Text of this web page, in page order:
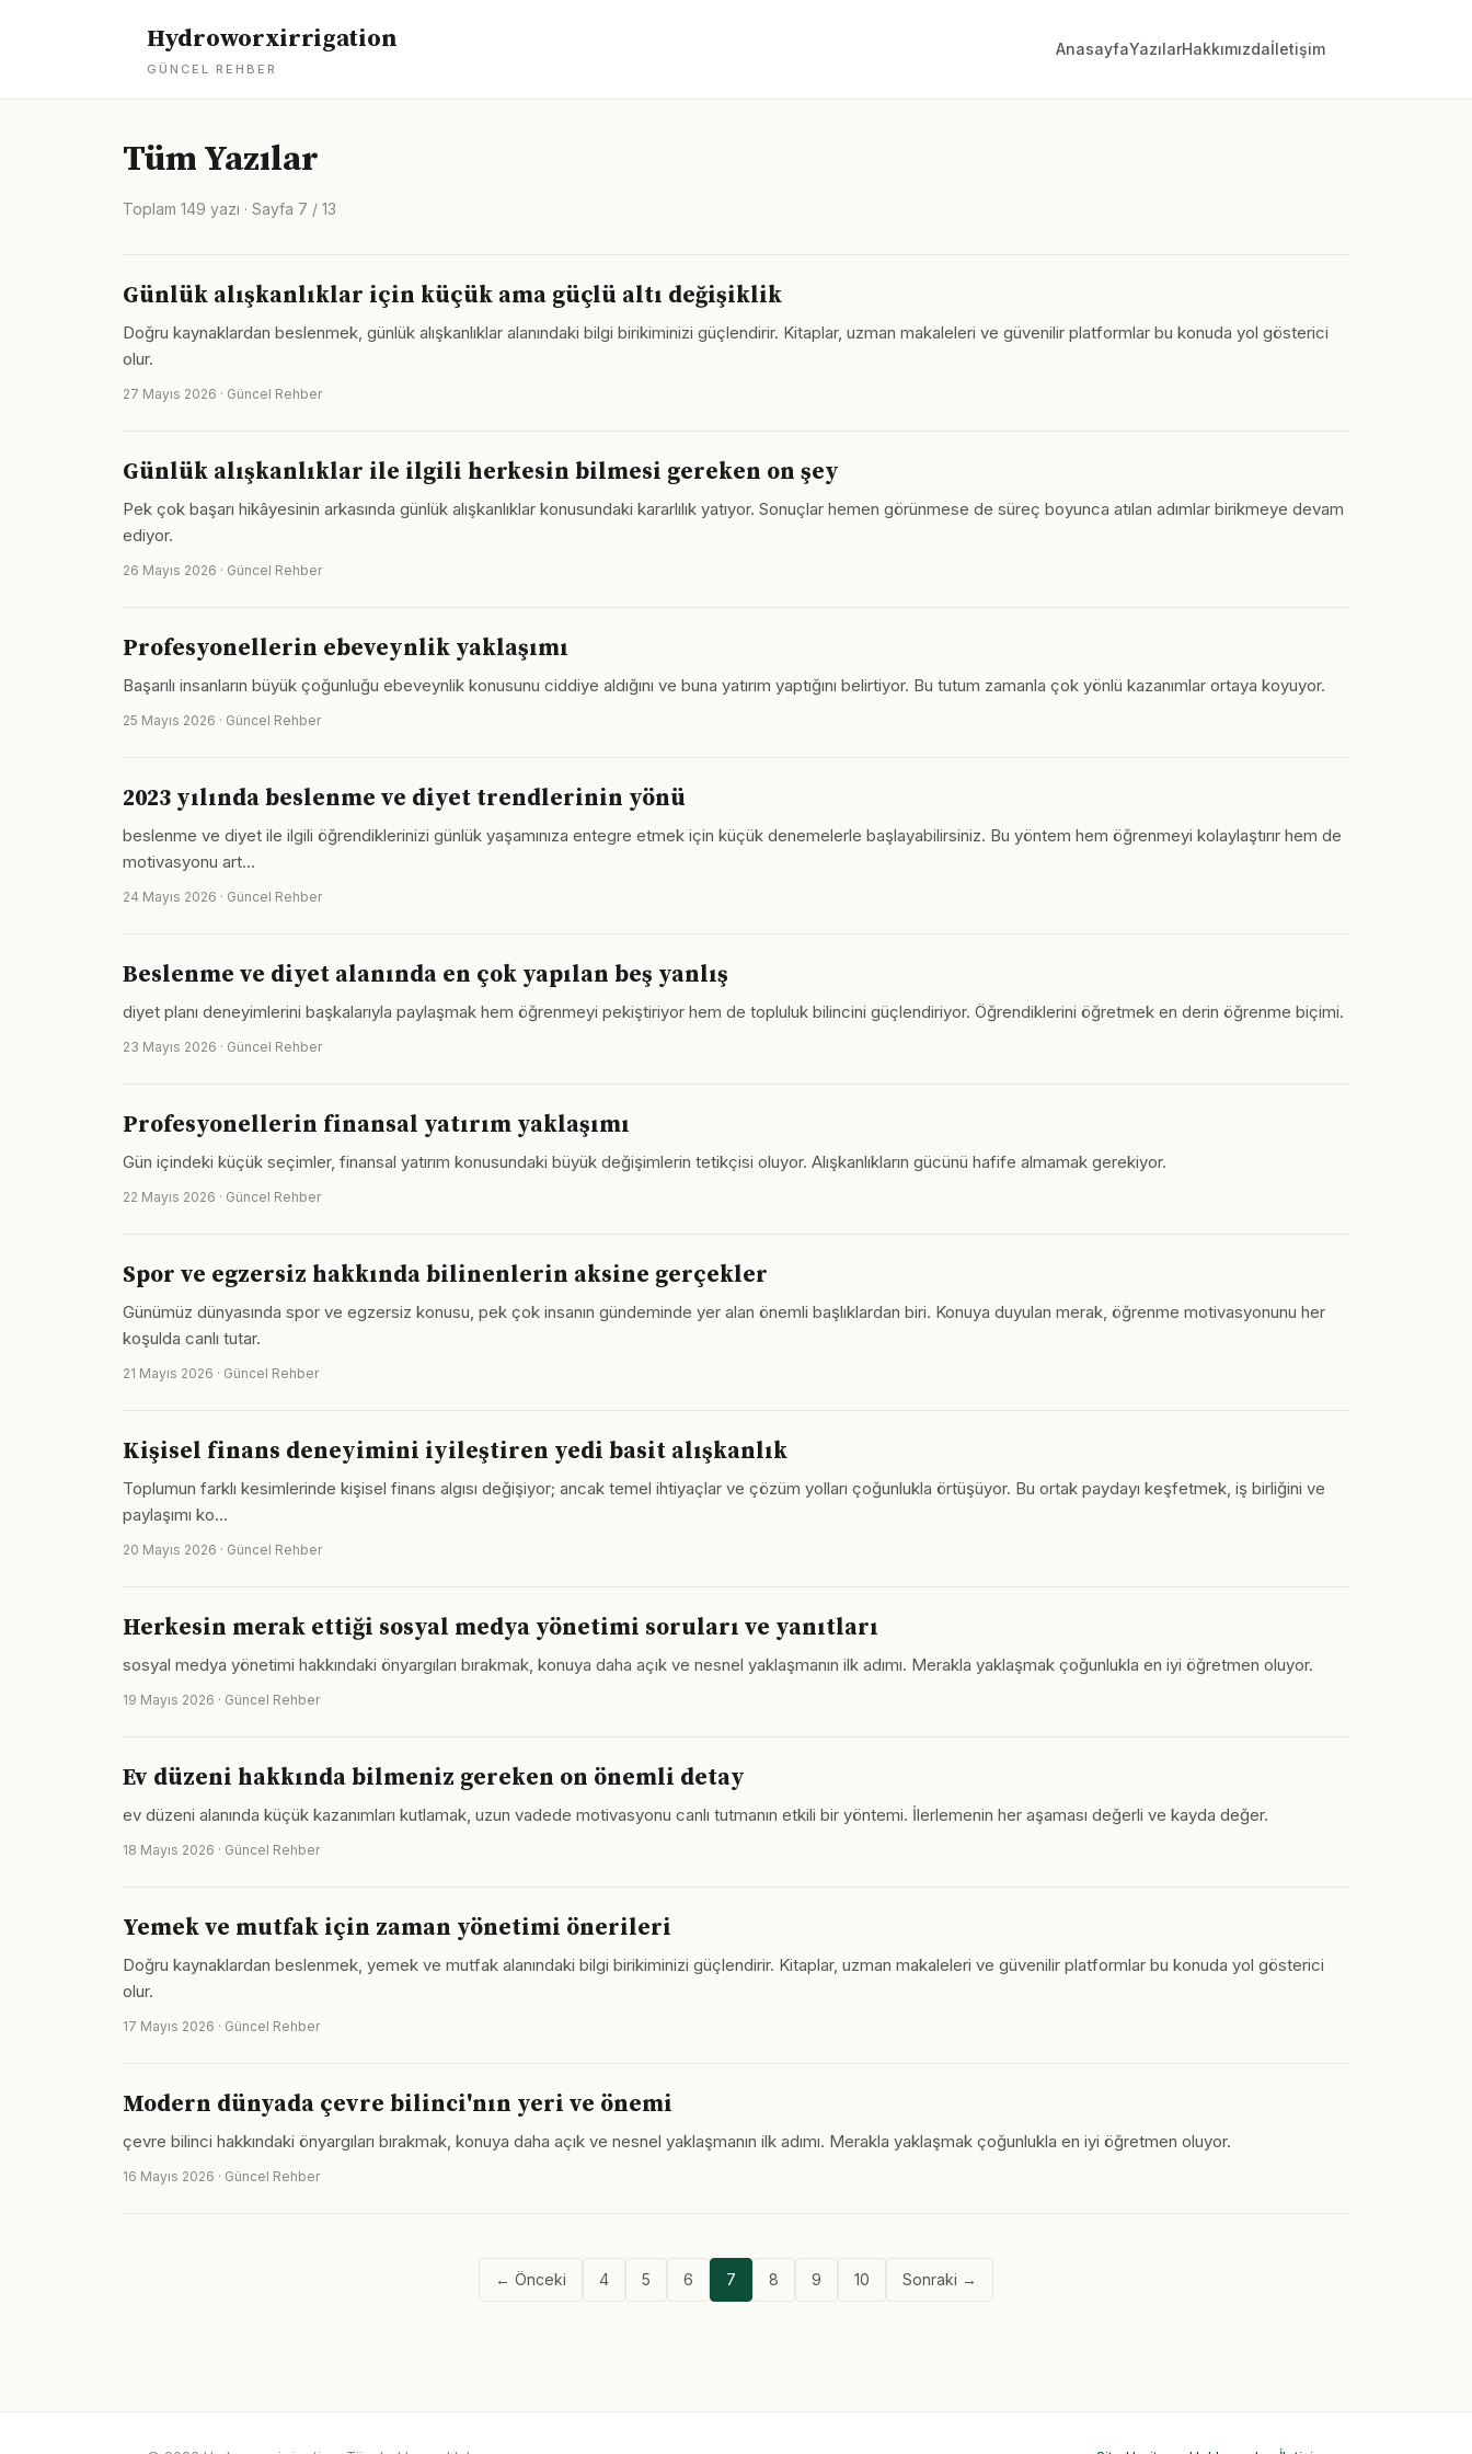
Hydroworxirrigation
GÜNCEL REHBER
AnasayfaYazılarHakkımızdaİletişim
Tüm Yazılar
Toplam 149 yazı · Sayfa 7 / 13
Günlük alışkanlıklar için küçük ama güçlü altı değişiklik
Doğru kaynaklardan beslenmek, günlük alışkanlıklar alanındaki bilgi birikiminizi güçlendirir. Kitaplar, uzman makaleleri ve güvenilir platformlar bu konuda yol gösterici
olur.
27 Mayıs 2026 · Güncel Rehber
Günlük alışkanlıklar ile ilgili herkesin bilmesi gereken on şey
Pek çok başarı hikâyesinin arkasında günlük alışkanlıklar konusundaki kararlılık yatıyor. Sonuçlar hemen görünmese de süreç boyunca atılan adımlar birikmeye devam
ediyor.
26 Mayıs 2026 · Güncel Rehber
Profesyonellerin ebeveynlik yaklaşımı
Başarılı insanların büyük çoğunluğu ebeveynlik konusunu ciddiye aldığını ve buna yatırım yaptığını belirtiyor. Bu tutum zamanla çok yönlü kazanımlar ortaya koyuyor.
25 Mayıs 2026 · Güncel Rehber
2023 yılında beslenme ve diyet trendlerinin yönü
beslenme ve diyet ile ilgili öğrendiklerinizi günlük yaşamınıza entegre etmek için küçük denemelerle başlayabilirsiniz. Bu yöntem hem öğrenmeyi kolaylaştırır hem de
motivasyonu art…
24 Mayıs 2026 · Güncel Rehber
Beslenme ve diyet alanında en çok yapılan beş yanlış
diyet planı deneyimlerini başkalarıyla paylaşmak hem öğrenmeyi pekiştiriyor hem de topluluk bilincini güçlendiriyor. Öğrendiklerini öğretmek en derin öğrenme biçimi.
23 Mayıs 2026 · Güncel Rehber
Profesyonellerin finansal yatırım yaklaşımı
Gün içindeki küçük seçimler, finansal yatırım konusundaki büyük değişimlerin tetikçisi oluyor. Alışkanlıkların gücünü hafife almamak gerekiyor.
22 Mayıs 2026 · Güncel Rehber
Spor ve egzersiz hakkında bilinenlerin aksine gerçekler
Günümüz dünyasında spor ve egzersiz konusu, pek çok insanın gündeminde yer alan önemli başlıklardan biri. Konuya duyulan merak, öğrenme motivasyonunu her
koşulda canlı tutar.
21 Mayıs 2026 · Güncel Rehber
Kişisel finans deneyimini iyileştiren yedi basit alışkanlık
Toplumun farklı kesimlerinde kişisel finans algısı değişiyor; ancak temel ihtiyaçlar ve çözüm yolları çoğunlukla örtüşüyor. Bu ortak paydayı keşfetmek, iş birliğini ve
paylaşımı ko…
20 Mayıs 2026 · Güncel Rehber
Herkesin merak ettiği sosyal medya yönetimi soruları ve yanıtları
sosyal medya yönetimi hakkındaki önyargıları bırakmak, konuya daha açık ve nesnel yaklaşmanın ilk adımı. Merakla yaklaşmak çoğunlukla en iyi öğretmen oluyor.
19 Mayıs 2026 · Güncel Rehber
Ev düzeni hakkında bilmeniz gereken on önemli detay
ev düzeni alanında küçük kazanımları kutlamak, uzun vadede motivasyonu canlı tutmanın etkili bir yöntemi. İlerlemenin her aşaması değerli ve kayda değer.
18 Mayıs 2026 · Güncel Rehber
Yemek ve mutfak için zaman yönetimi önerileri
Doğru kaynaklardan beslenmek, yemek ve mutfak alanındaki bilgi birikiminizi güçlendirir. Kitaplar, uzman makaleleri ve güvenilir platformlar bu konuda yol gösterici
olur.
17 Mayıs 2026 · Güncel Rehber
Modern dünyada çevre bilinci'nın yeri ve önemi
çevre bilinci hakkındaki önyargıları bırakmak, konuya daha açık ve nesnel yaklaşmanın ilk adımı. Merakla yaklaşmak çoğunlukla en iyi öğretmen oluyor.
16 Mayıs 2026 · Güncel Rehber
← Önceki 4 5 6 7 8 9 10 Sonraki →